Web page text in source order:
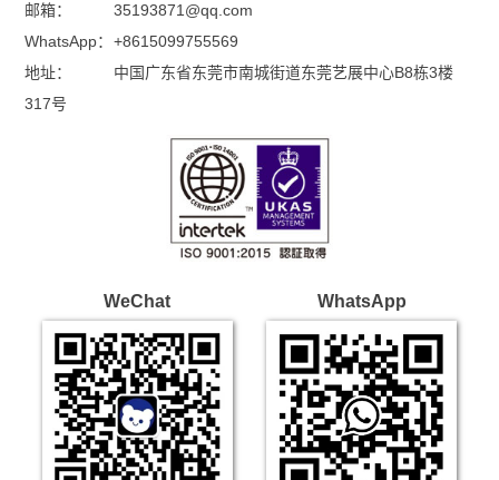
邮箱：
35193871@qq.com
WhatsApp： +8615099755569
地址：
中国广东省东莞市南城街道东莞艺展中心B8栋3楼
317号
WeChat WhatsApp